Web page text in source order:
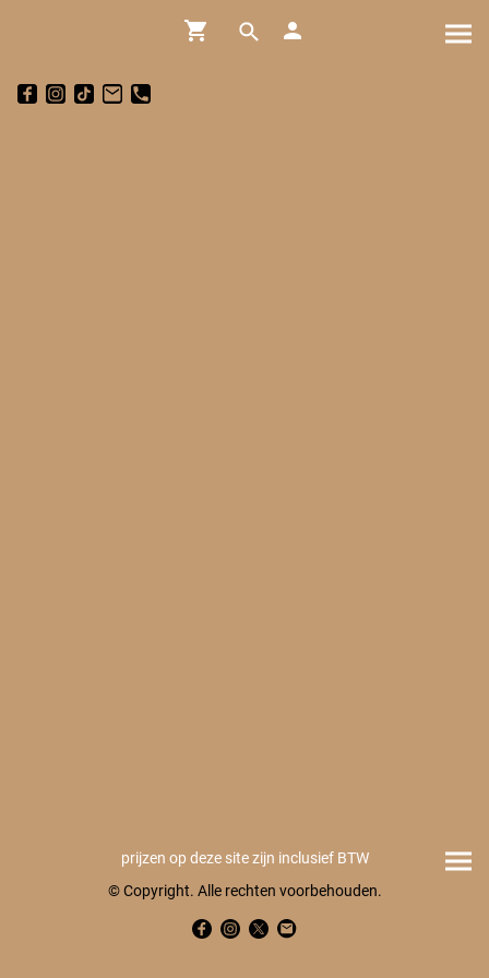
prijzen op deze site zijn inclusief BTW
© Copyright. Alle rechten voorbehouden.